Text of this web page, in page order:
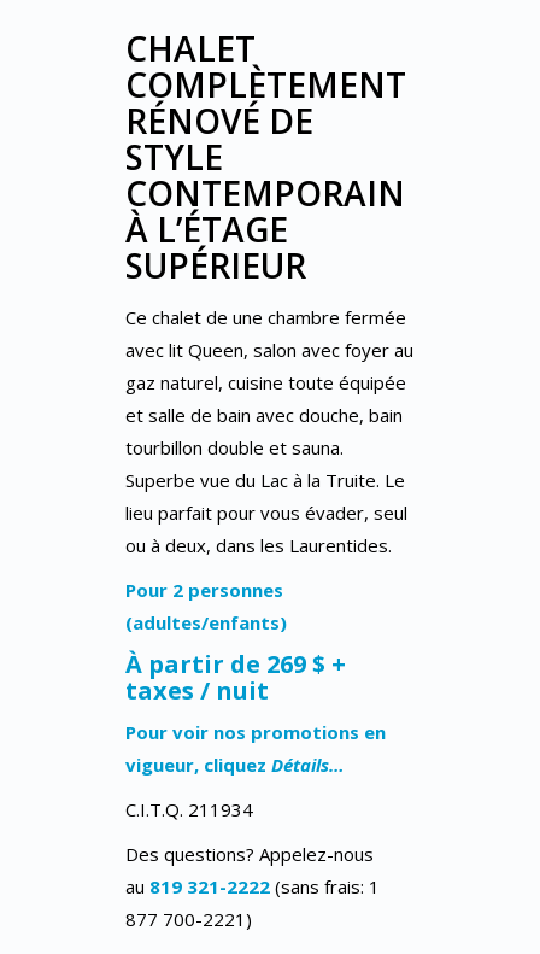
CHALET
COMPLÈTEMENT
RÉNOVÉ DE
STYLE
CONTEMPORAIN
À L’ÉTAGE
SUPÉRIEUR
Ce chalet de une chambre fermée
avec lit Queen, salon avec foyer au
gaz naturel, cuisine toute équipée
et salle de bain avec douche, bain
tourbillon double et sauna.
Superbe vue du Lac à la Truite. Le
lieu parfait pour vous évader, seul
ou à deux, dans les Laurentides.
Pour 2 personnes
(adultes/enfants)
À partir de 269 $ +
taxes / nuit
Pour voir nos promotions en
vigueur, cliquez Détails…
C.I.T.Q. 211934
Des questions? Appelez-nous
au 819 321-2222 (sans frais: 1
877 700-2221)